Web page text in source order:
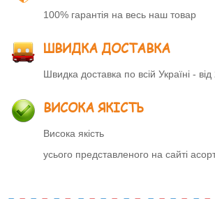
100% гарантія на весь наш товар
ШВИДКА ДОСТАВКА
Швидка доставка по всій Україні - від
ВИСОКА ЯКІСТЬ
Висока якість
усього представленого на сайті